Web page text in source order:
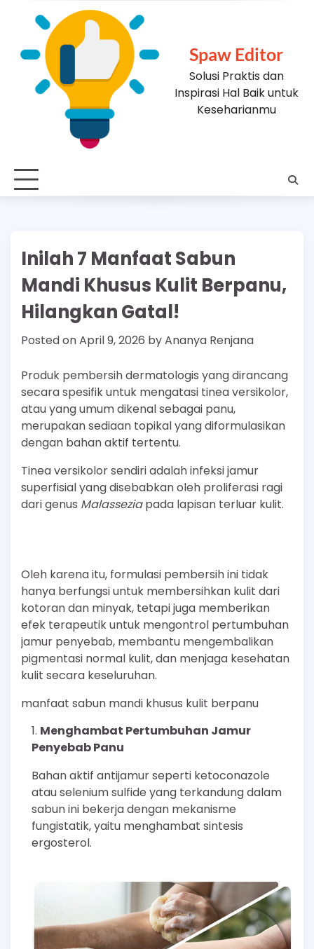
Spaw Editor
Solusi Praktis dan
Inspirasi Hal Baik untuk
Keseharianmu
Inilah 7 Manfaat Sabun
Mandi Khusus Kulit Berpanu,
Hilangkan Gatal!
Posted onApril 9, 2026 byAnanya Renjana
Produk pembersih dermatologis yang dirancang
secara spesifik untuk mengatasi tinea versikolor,
atau yang umum dikenal sebagai panu,
merupakan sediaan topikal yang diformulasikan
dengan bahan aktif tertentu.
Tinea versikolor sendiri adalah infeksi jamur
superfisial yang disebabkan oleh proliferasi ragi
dari genus Malasseziapada lapisan terluar kulit.
Oleh karena itu, formulasi pembersih ini tidak
hanya berfungsi untuk membersihkan kulit dari
kotoran dan minyak, tetapi juga memberikan
efek terapeutik untuk mengontrol pertumbuhan
jamur penyebab, membantu mengembalikan
pigmentasi normal kulit, dan menjaga kesehatan
kulit secara keseluruhan.
manfaat sabun mandi khusus kulit berpanu
Menghambat Pertumbuhan Jamur
Penyebab Panu
Bahan aktif antijamur seperti ketoconazole
atau selenium sulfide yang terkandung dalam
sabun ini bekerja dengan mekanisme
fungistatik, yaitu menghambat sintesis
ergosterol.